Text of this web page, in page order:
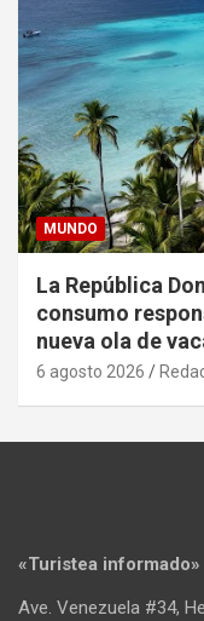
MUNDO
La República
consumo
nueva ola de
6 agosto 2026
«Turistea informado»
Ave. Venezuela #34,